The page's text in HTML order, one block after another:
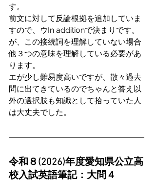
す。
前文に対して反論根拠を追加していま
すので、ウIn additionで決まりです。
が、この接続詞を理解していない場合
他３つの意味を理解している必要があ
ります。
エが少し難易度高いですが、散々過去
問に出てきているのでちゃんと答え以
外の選択肢も知識として拾っていた人
は大丈夫でした。
令和８(2026)年度愛知県公立高
校入試英語筆記：大問４